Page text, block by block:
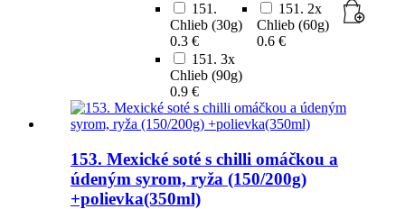
151.
Chlieb (30g)
0.3 €
151. 2x
Chlieb (60g)
0.6 €
151. 3x
Chlieb (90g)
0.9 €
153. Mexické soté s chilli omáčkou a
údeným syrom, ryža (150/200g)
+polievka(350ml)